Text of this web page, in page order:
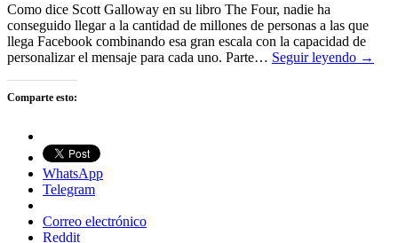
Como dice Scott Galloway en su libro The Four, nadie ha
conseguido llegar a la cantidad de millones de personas a las que
llega Facebook combinando esa gran escala con la capacidad de
personalizar el mensaje para cada uno. Parte… Seguir leyendo →
Comparte esto:
WhatsApp
Telegram
Correo electrónico
Reddit